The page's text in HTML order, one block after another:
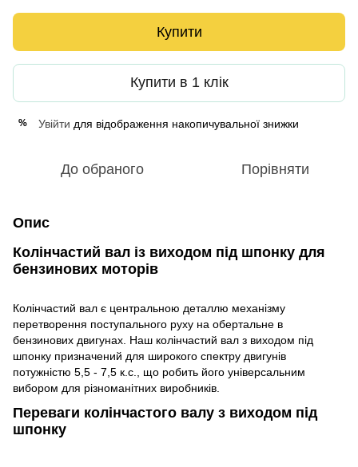
Купити
Купити в 1 клік
% Увійти для відображення накопичувальної знижки
До обраного Порівняти
Опис
Колінчастий вал із виходом під шпонку для
бензинових моторів
Колінчастий вал є центральною деталлю механізму
перетворення поступального руху на обертальне в
бензинових двигунах. Наш колінчастий вал з виходом під
шпонку призначений для широкого спектру двигунів
потужністю 5,5 - 7,5 к.с., що робить його універсальним
вибором для різноманітних виробників.
Переваги колінчастого валу з виходом під
шпонку